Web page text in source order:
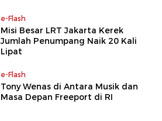
e-Flash
Misi Besar LRT Jakarta Kerek
Jumlah Penumpang Naik 20 Kali
Lipat
e-Flash
Tony Wenas di Antara Musik dan
Masa Depan Freeport di RI